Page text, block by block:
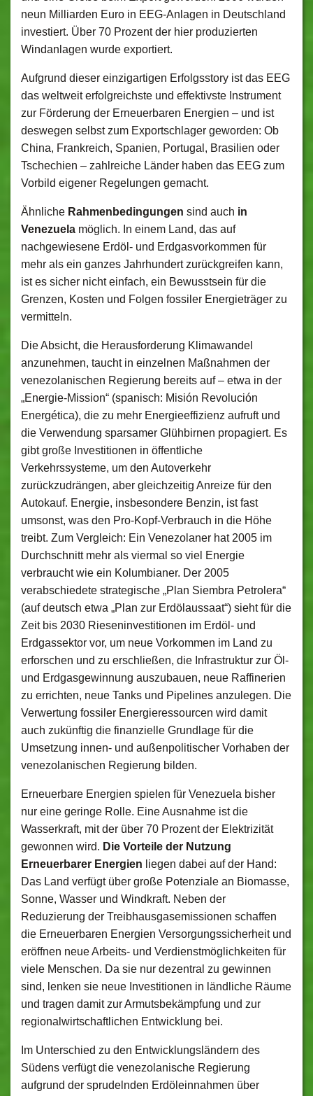
neun Milliarden Euro in EEG-Anlagen in Deutschland
investiert. Über 70 Prozent der hier produzierten
Windanlagen wurde exportiert.
Aufgrund dieser einzigartigen Erfolgsstory ist das EEG
das weltweit erfolgreichste und effektivste Instrument
zur Förderung der Erneuerbaren Energien – und ist
deswegen selbst zum Exportschlager geworden: Ob
China, Frankreich, Spanien, Portugal, Brasilien oder
Tschechien – zahlreiche Länder haben das EEG zum
Vorbild eigener Regelungen gemacht.
Ähnliche Rahmenbedingungen sind auch in
Venezuela möglich. In einem Land, das auf
nachgewiesene Erdöl- und Erdgasvorkommen für
mehr als ein ganzes Jahrhundert zurückgreifen kann,
ist es sicher nicht einfach, ein Bewusstsein für die
Grenzen, Kosten und Folgen fossiler Energieträger zu
vermitteln.
Die Absicht, die Herausforderung Klimawandel
anzunehmen, taucht in einzelnen Maßnahmen der
venezolanischen Regierung bereits auf – etwa in der
„Energie-Mission“ (spanisch: Misión Revolución
Energética), die zu mehr Energieeffizienz aufruft und
die Verwendung sparsamer Glühbirnen propagiert. Es
gibt große Investitionen in öffentliche
Verkehrssysteme, um den Autoverkehr
zurückzudrängen, aber gleichzeitig Anreize für den
Autokauf. Energie, insbesondere Benzin, ist fast
umsonst, was den Pro-Kopf-Verbrauch in die Höhe
treibt. Zum Vergleich: Ein Venezolaner hat 2005 im
Durchschnitt mehr als viermal so viel Energie
verbraucht wie ein Kolumbianer. Der 2005
verabschiedete strategische „Plan Siembra Petrolera“
(auf deutsch etwa „Plan zur Erdölaussaat“) sieht für die
Zeit bis 2030 Rieseninvestitionen im Erdöl- und
Erdgassektor vor, um neue Vorkommen im Land zu
erforschen und zu erschließen, die Infrastruktur zur Öl-
und Erdgasgewinnung auszubauen, neue Raffinerien
zu errichten, neue Tanks und Pipelines anzulegen. Die
Verwertung fossiler Energieressourcen wird damit
auch zukünftig die finanzielle Grundlage für die
Umsetzung innen- und außenpolitischer Vorhaben der
venezolanischen Regierung bilden.
Erneuerbare Energien spielen für Venezuela bisher
nur eine geringe Rolle. Eine Ausnahme ist die
Wasserkraft, mit der über 70 Prozent der Elektrizität
gewonnen wird. Die Vorteile der Nutzung
Erneuerbarer Energien liegen dabei auf der Hand:
Das Land verfügt über große Potenziale an Biomasse,
Sonne, Wasser und Windkraft. Neben der
Reduzierung der Treibhausgasemissionen schaffen
die Erneuerbaren Energien Versorgungssicherheit und
eröffnen neue Arbeits- und Verdienstmöglichkeiten für
viele Menschen. Da sie nur dezentral zu gewinnen
sind, lenken sie neue Investitionen in ländliche Räume
und tragen damit zur Armutsbekämpfung und zur
regionalwirtschaftlichen Entwicklung bei.
Im Unterschied zu den Entwicklungsländern des
Südens verfügt die venezolanische Regierung
aufgrund der sprudelnden Erdöleinnahmen über